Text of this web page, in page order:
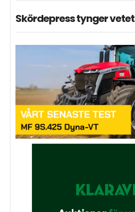
Skördepress tynger vetet